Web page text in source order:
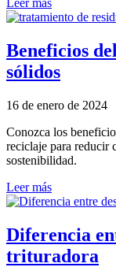
Leer más
Beneficios
sólidos
16 de enero de 2024
Conozca los
reciclaje para reducir
sostenibilidad.
Leer más
Diferencia
trituradora